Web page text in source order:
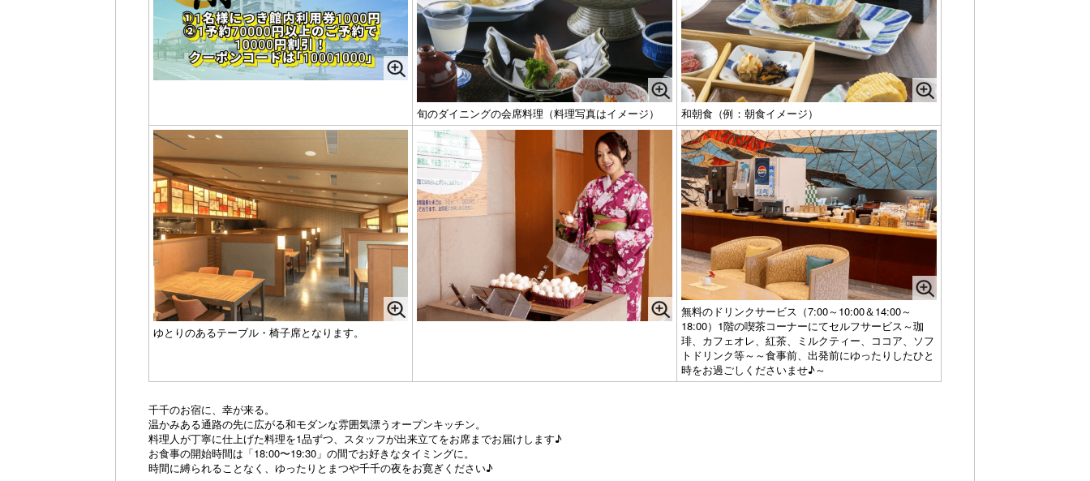
旬のダイニングの会席料理（料理写真はイメージ） 和朝食（例：朝食イメージ）
ゆとりのあるテーブル・椅子席となります。
無料のドリンクサービス（7:00～10:00＆14:00～
18:00）1階の喫茶コーナーにてセルフサービス～珈
琲、カフェオレ、紅茶、ミルクティー、ココア、ソフ
トドリンク等～～食事前、出発前にゆったりしたひと
時をお過ごしくださいませ♪～
千千のお宿に、幸が来る。
温かみある通路の先に広がる和モダンな雰囲気漂うオープンキッチン。
料理人が丁寧に仕上げた料理を1品ずつ、スタッフが出来立てをお席までお届けします♪
お食事の開始時間は「18:00〜19:30」の間でお好きなタイミングに。
時間に縛られることなく、ゆったりとまつや千千の夜をお寛ぎください♪